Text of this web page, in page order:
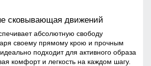
сковывающая движений
абсолютную свободу
своему прямому крою и прочным
подходит для активного образа
комфорт и легкость на каждом шагу.